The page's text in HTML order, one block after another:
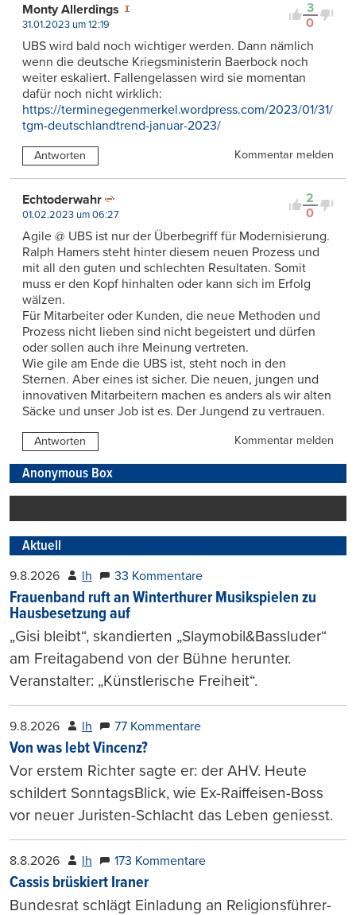
3
0
Monty Allerdings
31.01.2023 um 12:19
UBS wird bald noch wichtiger werden. Dann nämlich
wenn die deutsche Kriegsministerin Baerbock noch
weiter eskaliert. Fallengelassen wird sie momentan
dafür noch nicht wirklich:
https://terminegegenmerkel.wordpress.com/2023/01/31/
tgm-deutschlandtrend-januar-2023/
Antworten Kommentar melden
2
0
Echtoderwahr
01.02.2023 um 06:27
Agile @ UBS ist nur der Überbegriff für Modernisierung.
Ralph Hamers steht hinter diesem neuen Prozess und
mit all den guten und schlechten Resultaten. Somit
muss er den Kopf hinhalten oder kann sich im Erfolg
wälzen.
Für Mitarbeiter oder Kunden, die neue Methoden und
Prozess nicht lieben sind nicht begeistert und dürfen
oder sollen auch ihre Meinung vertreten.
Wie gile am Ende die UBS ist, steht noch in den
Sternen. Aber eines ist sicher. Die neuen, jungen und
innovativen Mitarbeitern machen es anders als wir alten
Säcke und unser Job ist es. Der Jungend zu vertrauen.
Antworten Kommentar melden
Anonymous Box
Aktuell
9.8.2026 lh 33 Kommentare
Frauenband ruft an Winterthurer Musikspielen zu
Hausbesetzung auf
„Gisi bleibt“, skandierten „Slaymobil&Bassluder“
am Freitagabend von der Bühne herunter.
Veranstalter: „Künstlerische Freiheit“.
9.8.2026 lh 77 Kommentare
Von was lebt Vincenz?
Vor erstem Richter sagte er: der AHV. Heute
schildert SonntagsBlick, wie Ex-Raiffeisen-Boss
vor neuer Juristen-Schlacht das Leben geniesst.
8.8.2026 lh 173 Kommentare
Cassis brüskiert Iraner
Bundesrat schlägt Einladung an Religionsführer-